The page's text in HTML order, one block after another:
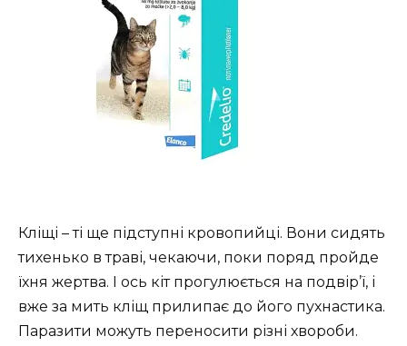
Кліщі – ті ще підступні кровопийці. Вони сидять
тихенько в траві, чекаючи, поки поряд пройде
їхня жертва. І ось кіт прогулюється на подвір’ї, і
вже за мить кліщ прилипає до його пухнастика.
Паразити можуть переносити різні хвороби.